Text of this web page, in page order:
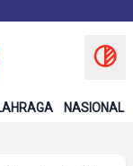
NASIONAL